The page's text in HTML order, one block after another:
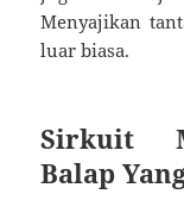
Menyajikan
luar biasa.
Sirkuit
Balap